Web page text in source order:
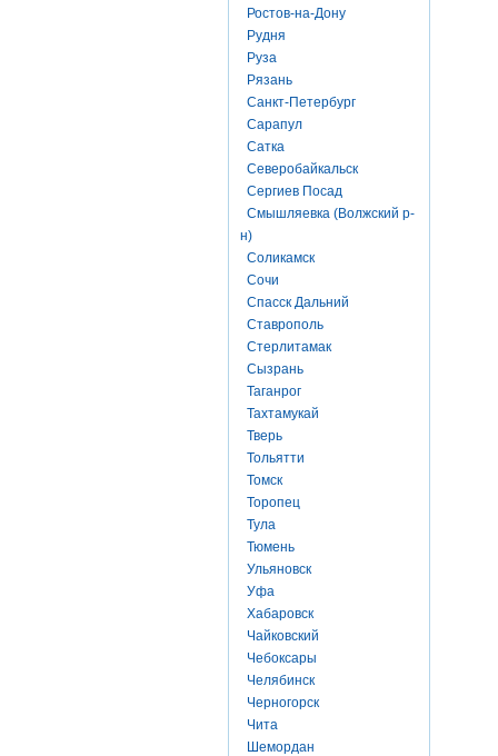
Ростов-на-Дону
Рудня
Руза
Рязань
Санкт-Петербург
Сарапул
Сатка
Северобайкальск
Сергиев Посад
Смышляевка (Волжский р-
н)
Соликамск
Сочи
Спасск Дальний
Ставрополь
Стерлитамак
Сызрань
Таганрог
Тахтамукай
Тверь
Тольятти
Томск
Торопец
Тула
Тюмень
Ульяновск
Уфа
Хабаровск
Чайковский
Чебоксары
Челябинск
Черногорск
Чита
Шемордан